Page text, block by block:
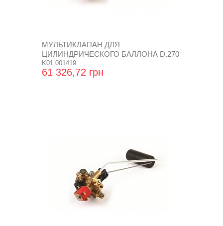
МУЛЬТИКЛАПАН ДЛЯ
ЦИЛИНДРИЧЕСКОГО БАЛЛОНА D.270
K01.001419
61 326,72 грн